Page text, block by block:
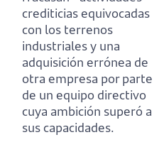
crediticias equivocadas
con los terrenos
industrialesy una
adquisición errónea de
otra empresa por parte
de un equipo directivo
cuya ambición superó a
sus capacidades.